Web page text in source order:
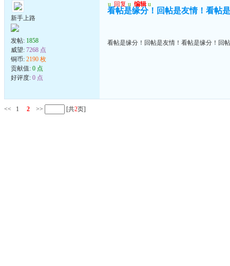
新手上路
发帖: 1858
威望: 7268 点
铜币: 2190 枚
贡献值: 0 点
好评度: 0 点
u 回复 u 编辑 u
看帖是缘分！回帖是友情！看帖
看帖是缘分！回帖是友情！看帖是缘分！回
<< 1 2 >> [共2页]